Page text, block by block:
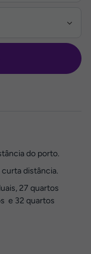
do porto.
distância.
27 quartos
e 32 quartos